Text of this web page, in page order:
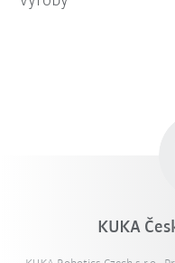
KUKA